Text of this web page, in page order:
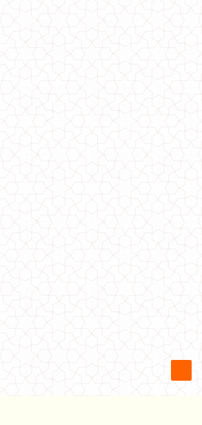
640.00грн.
Тепле худі на блискавці
760.00грн.
Тепле худі жіноче
680.00грн.